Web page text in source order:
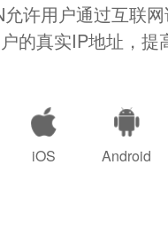
允许用户通过互联
的真实IP地址，提
iOS Android